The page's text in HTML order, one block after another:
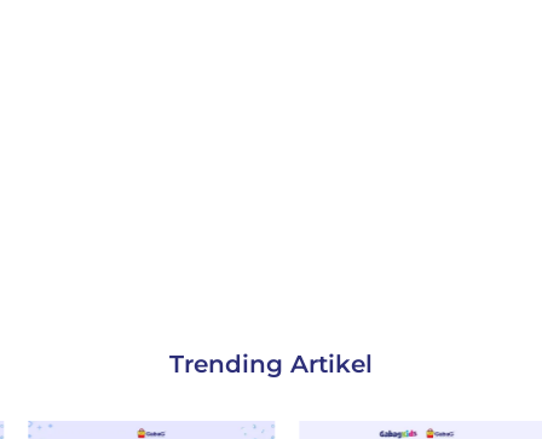
Trending Artikel